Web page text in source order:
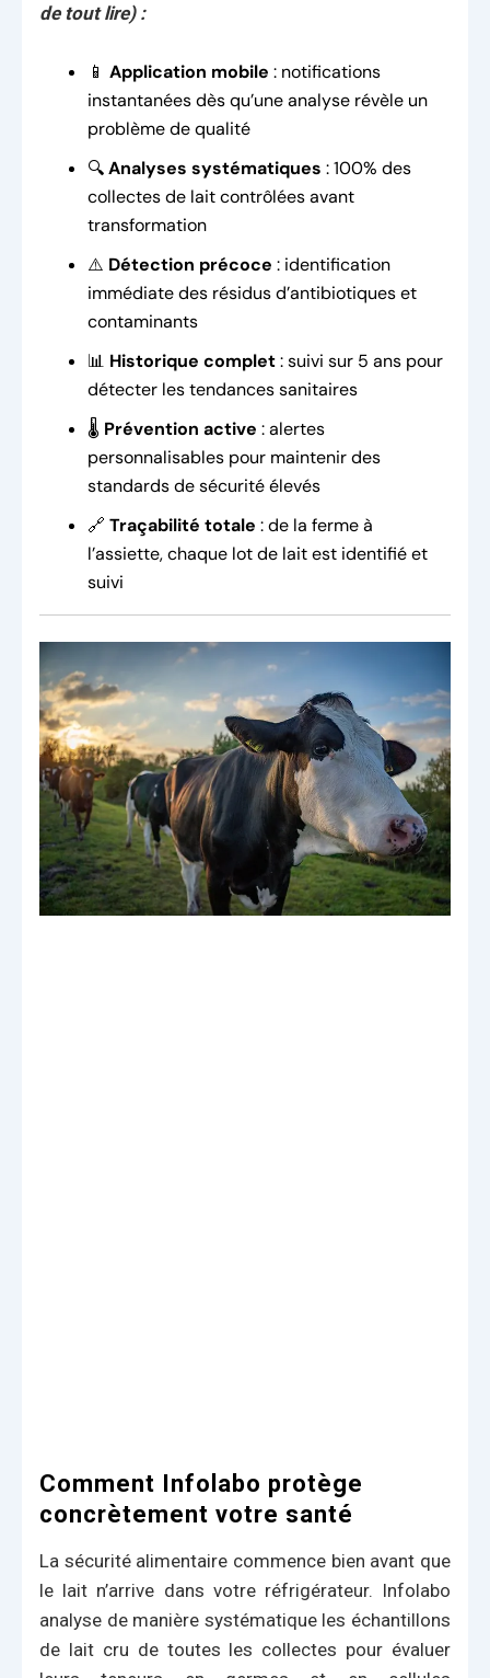
de tout lire) :
📱 Application mobile : notifications
instantanées dès qu’une analyse révèle un
problème de qualité
🔍Analyses systématiques : 100% des
collectes de lait contrôlées avant
transformation
⚠️ Détection précoce : identification
immédiate des résidus d’antibiotiques et
contaminants
📊 Historique complet: suivi sur 5 ans pour
détecter les tendances sanitaires
🌡️ Prévention active : alertes
personnalisables pour maintenir des
standards de sécurité élevés
🔗 Traçabilité totale : de la ferme à
l’assiette, chaque lot de lait est identifié et
suivi
Comment Infolabo protège
concrètement votre santé
La sécurité alimentaire commence bien avant que
le lait n’arrive dans votre réfrigérateur. Infolabo
analyse de manière systématique les échantillons
de lait cru de toutes les collectes pour évaluer